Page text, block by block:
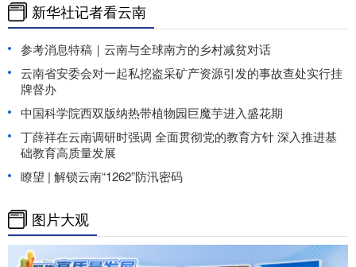
新华社记者看云南
参考消息特稿｜云南与全球南方的乡村减贫对话
云南省安委会对一起私挖盗采矿产资源引发的事故查处实行挂
牌督办
中国科学院西双版纳热带植物园巨魔芋进入盛花期
丁薛祥在云南调研时强调 全面贯彻党的教育方针 深入推进基
础教育高质量发展
瞭望 | 解锁云南“1262”防汛密码
图片大观